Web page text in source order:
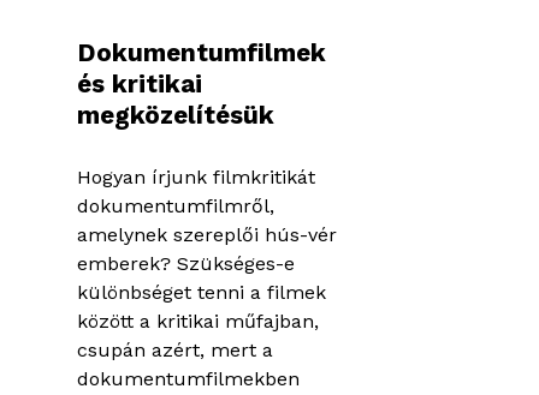
Dokumentumfilmek
és kritikai
megközelítésük
Hogyan írjunk filmkritikát
dokumentumfilmről,
amelynek szereplői hús-vér
emberek? Szükséges-e
különbséget tenni a filmek
között a kritikai műfajban,
csupán azért, mert a
dokumentumfilmekben